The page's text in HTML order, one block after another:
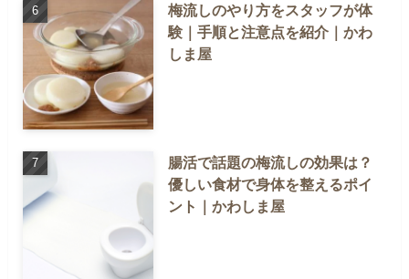
梅流しのやり方をスタッフが体
験｜手順と注意点を紹介｜かわ
しま屋
腸活で話題の梅流しの効果は？
優しい食材で身体を整えるポイ
ント｜かわしま屋